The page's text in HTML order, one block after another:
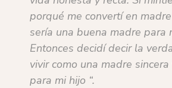
porqué me convertí en
sería una buena madre para
Entonces decidí decir la
vivir como una madre
para mi hijo “.